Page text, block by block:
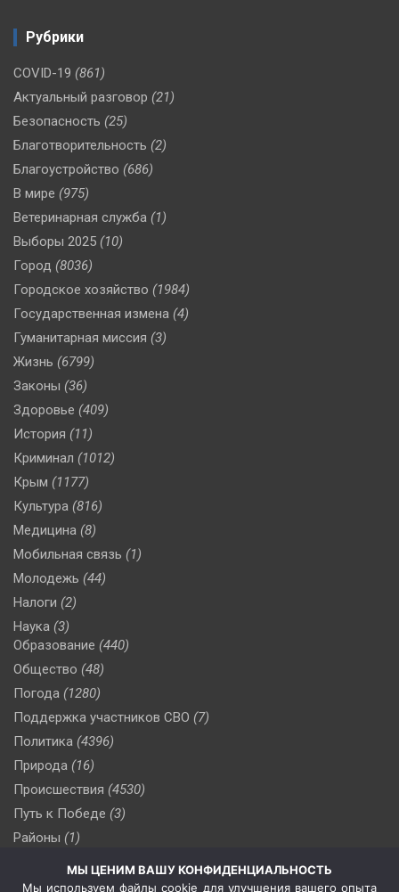
Рубрики
COVID-19 (861)
Актуальный разговор (21)
Безопасность (25)
Благотворительность (2)
Благоустройство (686)
В мире (975)
Ветеринарная служба (1)
Выборы 2025 (10)
Город (8036)
Городское хозяйство (1984)
Государственная измена (4)
Гуманитарная миссия (3)
Жизнь (6799)
Законы (36)
Здоровье (409)
История (11)
Криминал (1012)
Крым (1177)
Культура (816)
Медицина (8)
Мобильная связь (1)
Молодежь (44)
Налоги (2)
Наука (3)
Образование (440)
Общество (48)
Погода (1280)
Поддержка участников СВО (7)
Политика (4396)
Природа (16)
Происшествия (4530)
Путь к Победе (3)
Районы (1)
(510)
Сельское хозяйство (3)
МЫ ЦЕНИМ ВАШУ КОНФИДЕНЦИАЛЬНОСТЬ
Мы используем файлы cookie для улучшения вашего опыта